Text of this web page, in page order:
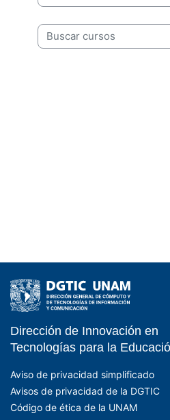
Buscar cursos
Dirección de Innovación en
Tecnologías para la
Aviso de privacidad simplificado
Avisos de privacidad de la DGTIC
Código de ética de la UNAM